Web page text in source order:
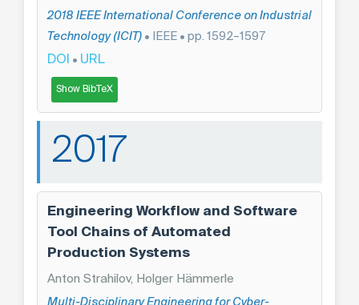
2018 IEEE International Conference on Industrial
Technology (ICIT) • IEEE • pp. 1592–1597
DOI • URL
Show BibTeX
2017
Engineering Workflow and Software
Tool Chains of Automated
Production Systems
Anton Strahilov, Holger Hämmerle
Multi-Disciplinary Engineering for Cyber-